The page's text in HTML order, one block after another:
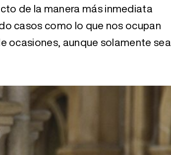
de la manera más inmediata
casos como lo que nos ocupan
ocasiones, aunque solamente sea